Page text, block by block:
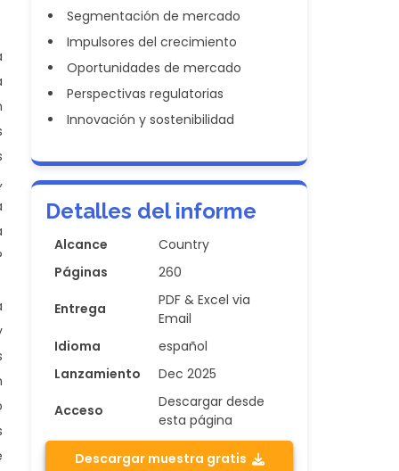
Segmentación de mercado
Impulsores del crecimiento
Oportunidades de mercado
Perspectivas regulatorias
Innovación y sostenibilidad
Detalles del informe
Alcance
Country
Páginas
260
Entrega
PDF & Excel via
Email
Idioma
español
Lanzamiento
Dec 2025
Acceso
Descargar desde
esta página
Descargar muestra gratis